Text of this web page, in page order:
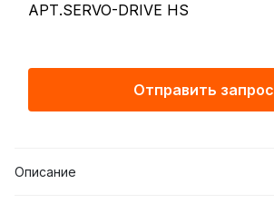
АРТ.SERVO-DRIVE HS
Отправить запрос
Описание